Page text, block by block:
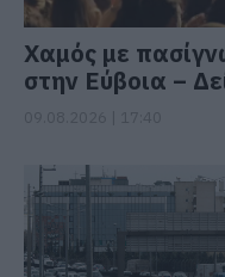
Χαμός με
στην Εύβοια –